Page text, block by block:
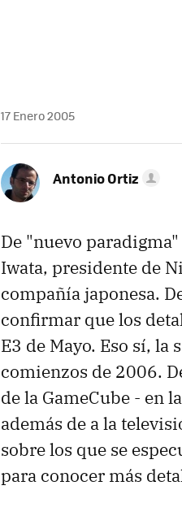
17 Enero 2005
Antonio Ortiz
De "nuevo
Iwata, presidente de
compañía japonesa.
confirmar que los
E3 de Mayo. Eso sí, la
comienzos de 2006.
de la GameCube - en
además de a la
sobre los que se
para conocer más